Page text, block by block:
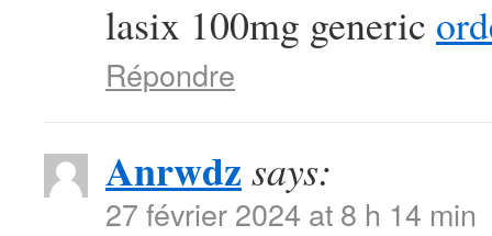
lasix 100mg generic
Répondre
Anrwdz says:
27 février 2024 at 8 h 14 min